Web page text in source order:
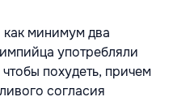
минимум два
употребляли
похудеть, причем
согласия